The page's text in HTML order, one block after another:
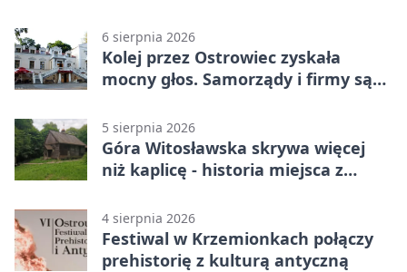
6 sierpnia 2026
Kolej przez Ostrowiec zyskała
mocny głos. Samorządy i firmy są
5 sierpnia 2026
Góra Witosławska skrywa więcej
niż kaplicę - historia miejsca z
4 sierpnia 2026
Festiwal w Krzemionkach połączy
prehistorię z kulturą antyczną